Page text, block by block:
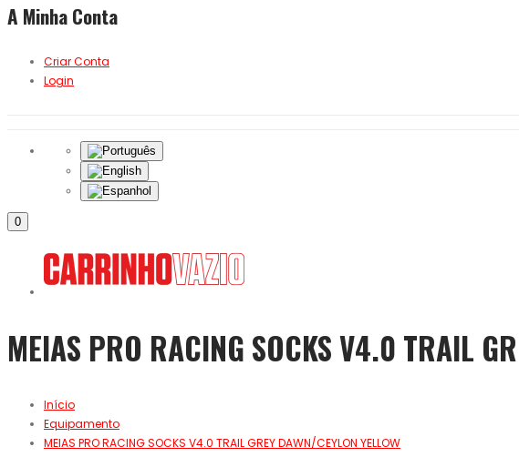
A Minha Conta
Criar Conta
Login
0
MEIAS PRO RACING SOCKS V4.0 TRAIL
Início
Equipamento
MEIAS PRO RACING SOCKS V4.0 TRAIL GREY DAWN/CEYLON YELLOW